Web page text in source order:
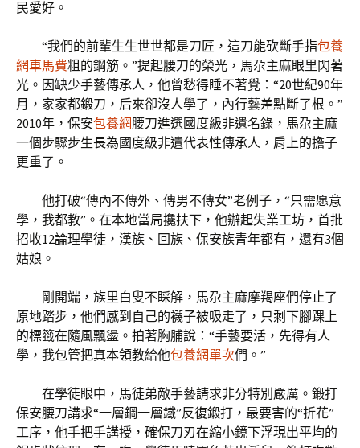
民愛好。
“我們的前輩生生世世都是刀匠，這刀能砍斷手指包養
網車馬費粗的鋼筋。”提起腰刀的榮光，馬尕主麻眼里閃著
光。因缺少手藝傳承人，他曾愁得睡不著覺：“20世紀90年
月，家家都鍛刀，后來卻沒人學了，內行藝差點斷了根。”
2010年，保安包養網腰刀進選國度級非遺名錄，馬尕主麻
一個步驟步生長為國度級非遺代表性傳承人，肩上的擔子
更重了。
他打破“傳內不傳外、傳男不傳女”老例子，“只需愿意
學，我都教”。在本地當局攙扶下，他辦起失業工坊，首批
招收12論理學徒，漢族、回族、保安族青年都有，還有3個
姑娘。
剛開端，族里白叟不睬解，馬尕主麻摩羯座們停止了
原地踏步，他們感到自己的襪子被吸走了，只剩下腳踝上
的標籤在隨風飄盪。拍著胸脯說：“手藝要活，先得有人
學，我包管把真本領教給他包養網單次們。”
在學徒眼中，馬徒弟敵手藝請求非分特別嚴厲。鍛打
保安腰刀講求“一層鋼一層鐵”反復鍛打，最要害的“折花”
工序，他手把手講授，確保刀刃在縮小鏡下浮現出平均的